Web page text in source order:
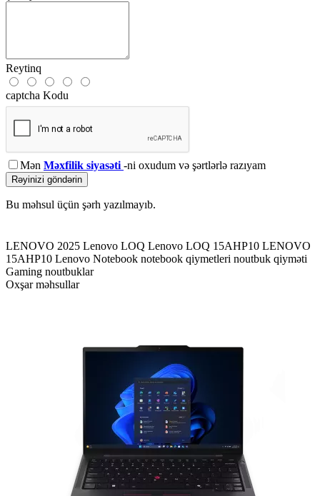
Reytinq
captcha Kodu
Mən Məxfilik siyasəti -ni oxudum və şərtlərlə razıyam
Rəyinizi göndərin
Bu məhsul üçün şərh yazılmayıb.
LENOVO 2025 Lenovo LOQ Lenovo LOQ 15AHP10 LENOVO
15AHP10 Lenovo Notebook notebook qiymetleri noutbuk qiyməti
Gaming noutbuklar
Oxşar məhsullar